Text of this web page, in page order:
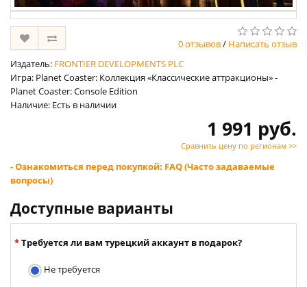
0 отзывов/ Написать отзыв
Издатель: FRONTIER DEVELOPMENTS PLC
Игра: Planet Coaster: Коллекция «Классические аттракционы» -
Planet Coaster: Console Edition
Наличие: Есть в наличии
1 991 руб.
Сравнить цену по регионам >>
- Ознакомиться перед покупкой: FAQ (Часто задаваемые
вопросы)
Доступные варианты
Требуется ли вам турецкий аккаунт в подарок?
Не требуется